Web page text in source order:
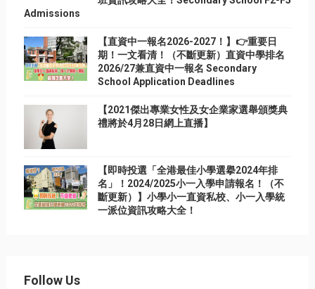
Admissions
【直資中一報名2026-2027！】👉重要日
期！一文看清！（不斷更新）直資中學排名
2026/27兼直資中一報名 Secondary
School Application Deadlines
【2021傑出專業女性及女企業家選舉頒獎典
禮將於4月28日網上直播】
【即時投選「全港最佳小學選擧2024年排
名」！2024/2025小一入學申請報名！（不
斷更新）】小學小一直資私校、小一入學統
一派位資訊攻略大全！
Follow Us